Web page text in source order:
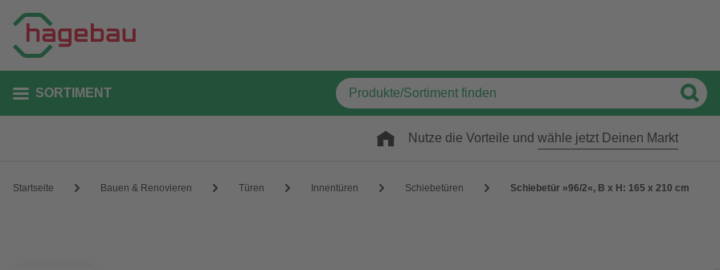
SORTIMENT
Nutze die Vorteile und wähle jetzt Deinen Markt
Startseite Bauen & Renovieren Türen Innentüren Schiebetüren Schiebetür »96/2«, B x H: 165 x 210 cm